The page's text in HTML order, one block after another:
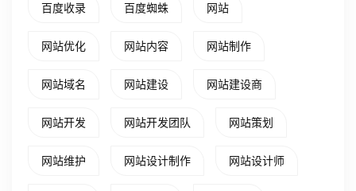
百度收录 百度蜘蛛 网站
网站优化 网站内容 网站制作
网站域名 网站建设 网站建设商
网站开发 网站开发团队 网站策划
网站维护 网站设计制作 网站设计师